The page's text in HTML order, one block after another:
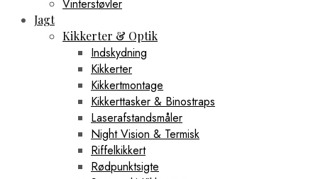
Vinterstøvler
Jagt
Kikkerter & Optik
Indskydning
Kikkerter
Kikkertmontage
Kikkerttasker & Binostraps
Laserafstandsmåler
Night Vision & Termisk
Riffelkikkert
Rødpunktsigte